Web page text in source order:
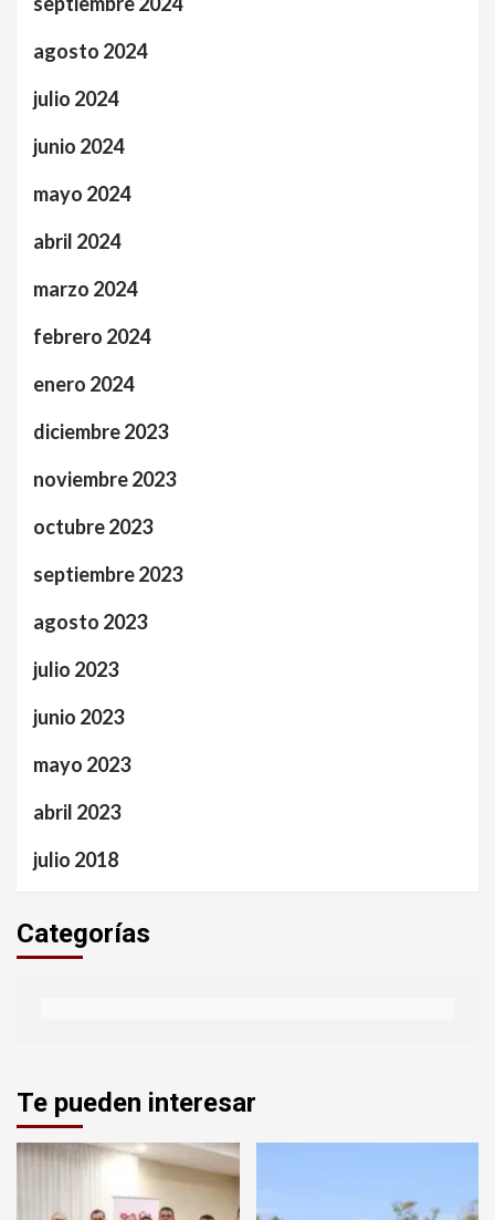
agosto 2024
julio 2024
junio 2024
mayo 2024
abril 2024
marzo 2024
febrero 2024
enero 2024
diciembre 2023
noviembre 2023
octubre 2023
septiembre 2023
agosto 2023
julio 2023
junio 2023
mayo 2023
abril 2023
julio 2018
Categorías
Te pueden interesar